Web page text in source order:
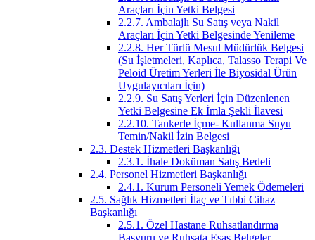
Araçları İçin Yetki Belgesi
2.2.7. Ambalajlı Su Satış veya Nakil
Araçları İçin Yetki Belgesinde Yenileme
2.2.8. Her Türlü Mesul Müdürlük Belgesi
(Su İşletmeleri, Kaplıca, Talasso Terapi Ve
Peloid Üretim Yerleri İle Biyosidal Ürün
Uygulayıcıları İçin)
2.2.9. Su Satış Yerleri İçin Düzenlenen
Yetki Belgesine Ek İmla Şekli İlavesi
2.2.10. Tankerle İçme- Kullanma Suyu
Temin/Nakil İzin Belgesi
2.3. Destek Hizmetleri Başkanlığı
2.3.1. İhale Doküman Satış Bedeli
2.4. Personel Hizmetleri Başkanlığı
2.4.1. Kurum Personeli Yemek Ödemeleri
2.5. Sağlık Hizmetleri İlaç ve Tıbbi Cihaz
Başkanlığı
2.5.1. Özel Hastane Ruhsatlandırma
Başvuru ve Ruhsata Esas Belgeler,